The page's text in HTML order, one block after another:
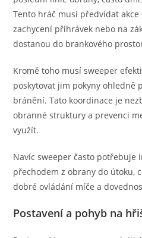
Tento hráč musí předvídat
zachycení přihrávek nebo na
dostanou do brankového
Kromě toho musí sweeper
poskytovat jim pokyny ohledně
bránění. Tato koordinace je
obranné struktury a prevenci
využít.
Navíc sweeper často potřebuje
přechodem z obrany do útoku,
dobré ovládání míče a
Postavení a pohyb na